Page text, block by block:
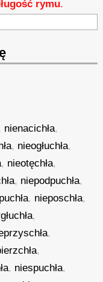
rymu.
nienacichła,
, nieogłuchła,
, nieotęchła,
, niepodpuchła,
, nieposchła,
,
,
,
, niespuchła,